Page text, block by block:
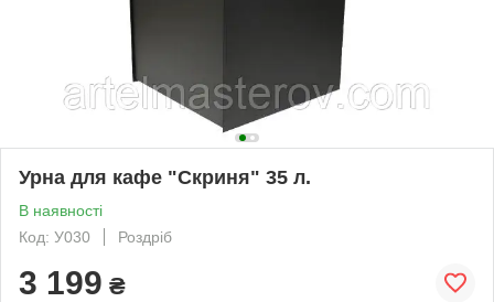
Урна для кафе "Скриня" 35 л.
В наявності
Код: У030
Роздріб
3 199 ₴